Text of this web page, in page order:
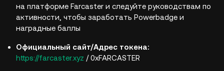
на платформе Farcaster и следуйте руководствам по
активности, чтобы заработать Powerbadge и
наградные баллы
Официальный сайт/Адрес токена:
https://farcaster.xyz / 0xFARCASTER